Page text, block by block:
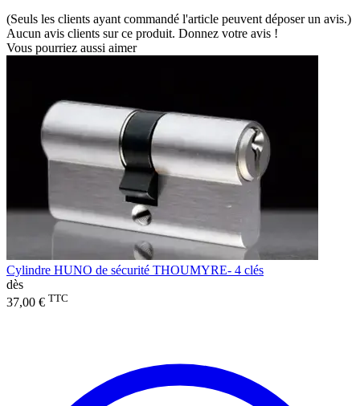
(Seuls les clients ayant commandé l'article peuvent déposer un avis.)
Aucun avis clients sur ce produit. Donnez votre avis !
Vous pourriez aussi aimer
Cylindre HUNO de sécurité THOUMYRE- 4 clés
dès
37,00 € TTC